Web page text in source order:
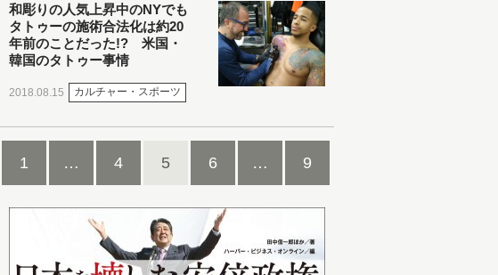
和彫りの人気上昇中のNYでも
タトゥーの施術合法化は約20
年前のことだった!? 米国・
韓国のタトゥー事情
2018.08.15 カルチャー・スポーツ
1 … 4 5 6 … 9